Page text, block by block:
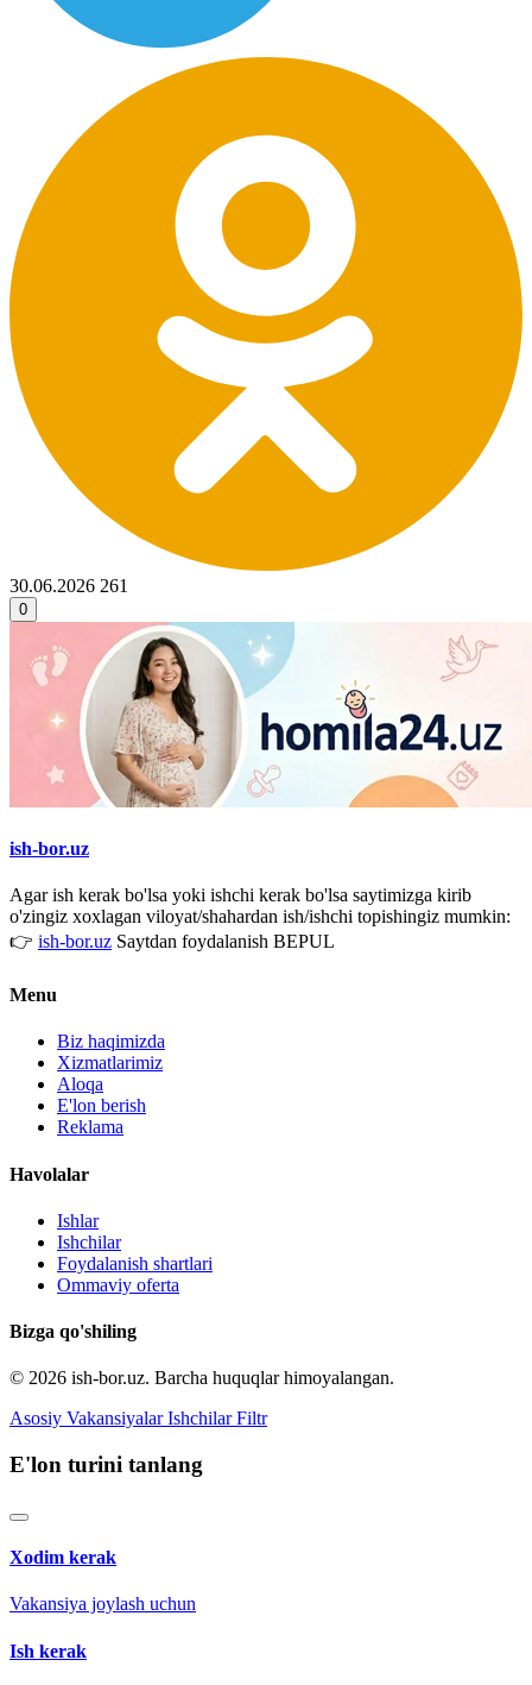
30.06.2026 261
0
ish-bor.uz
Agar ish kerak bo'lsa yoki ishchi kerak bo'lsa saytimizga kirib
o'zingiz xoxlagan viloyat/shahardan ish/ishchi topishingiz mumkin:
👉 ish-bor.uz Saytdan foydalanish BEPUL
Menu
Biz haqimizda
Xizmatlarimiz
Aloqa
E'lon berish
Reklama
Havolalar
Ishlar
Ishchilar
Foydalanish shartlari
Ommaviy oferta
Bizga qo'shiling
© 2026 ish-bor.uz. Barcha huquqlar himoyalangan.
Asosiy Vakansiyalar Ishchilar Filtr
E'lon turini tanlang
Xodim kerak
Vakansiya joylash uchun
Ish kerak